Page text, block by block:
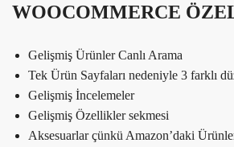
WOOCOMMERCE
Gelişmiş Ürünler Canlı Arama
Tek Ürün Sayfaları nedeniyle 3 farklı
Gelişmiş İncelemeler
Gelişmiş Özellikler sekmesi
Aksesuarlar çünkü Amazon’daki